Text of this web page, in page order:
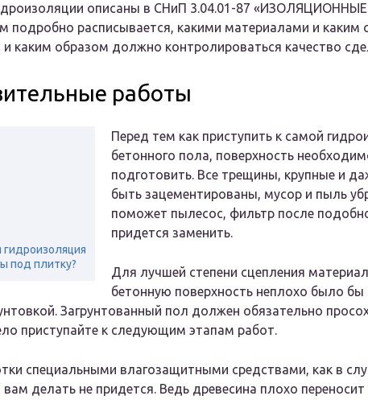
описаны в СНиП 3.04.01-87
подробно расписывается, какими материалами и каким
и каким образом должно контролироваться качество
работы
гидроизоляция
под плитку?
Перед тем как приступить к самой
бетонного пола, поверхность
подготовить. Все трещины, крупные и
быть зацементированы, мусор и пыль
поможет пылесос, фильтр после
придется заменить.
Для лучшей степени сцепления
бетонную поверхность неплохо было бы
Загрунтованный пол должен обязательно
приступайте к следующим этапам работ.
специальными влагозащитными средствами, как в
делать не придется. Ведь древесина плохо переносит